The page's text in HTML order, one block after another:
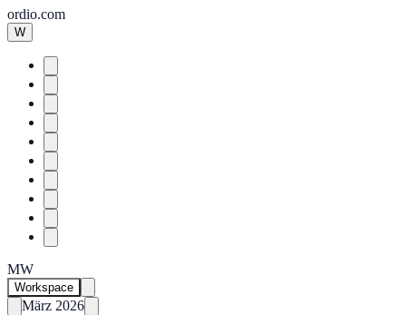
ordio.com
W
MW
Workspace
März 2026